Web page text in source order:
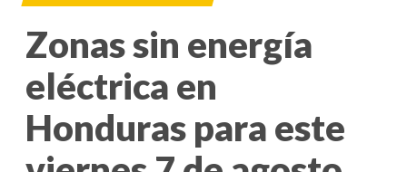
Zonas sin energía
eléctrica en
Honduras para este